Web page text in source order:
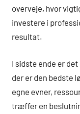
overveje, hvor
investere i
resultat.
I sidste ende er
der er den bedste
egne evner,
træffer en